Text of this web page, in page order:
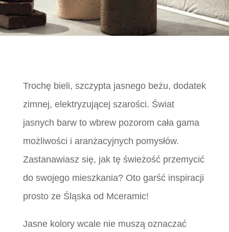
Trochę bieli, szczypta jasnego beżu, dodatek
zimnej, elektryzującej szarości. Świat
jasnych barw to wbrew pozorom cała gama
możliwości i aranżacyjnych pomysłów.
Zastanawiasz się, jak tę świeżość przemycić
do swojego mieszkania? Oto garść inspiracji
prosto ze Śląska od Mceramic!
Jasne kolory wcale nie muszą oznaczać